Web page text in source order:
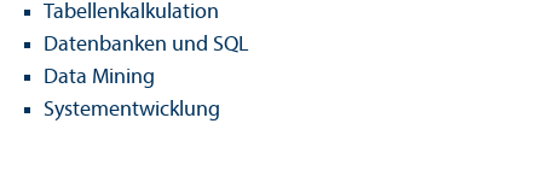
Tabellenkalkulation
Datenbanken und SQL
Data Mining
Systementwicklung